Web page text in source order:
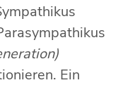
Ein